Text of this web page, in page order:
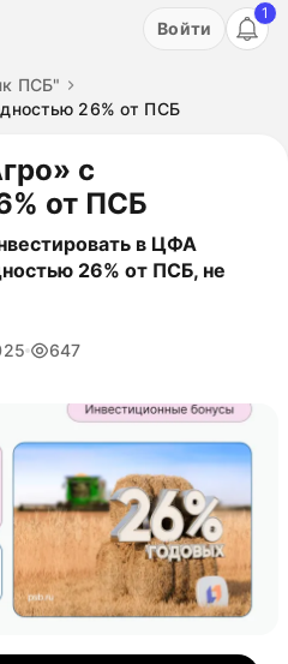
период на 3 дня!
Войти
1
ПСБ"
26% от ПСБ
с
от ПСБ
в ЦФА
26% от ПСБ, не
647